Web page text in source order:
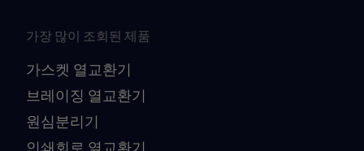
가장 많이 조회된 제품
가스켓 열교환기
브레이징 열교환기
원심분리기